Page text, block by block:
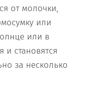
от молочки,
или
или в
и становятся
за несколько